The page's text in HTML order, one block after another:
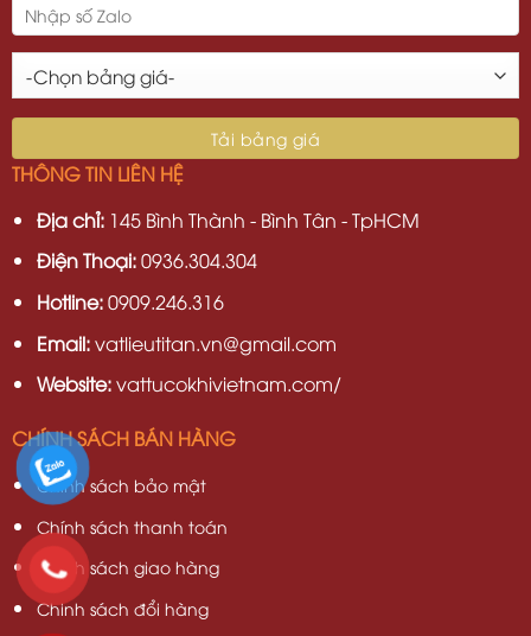
THÔNG TIN LIÊN HỆ
Địa chỉ:145 Bình Thành - Bình Tân - TpHCM
Điện Thoại:0936.304.304
Hotline:0909.246.316
Email:vatlieutitan.vn@gmail.com
Website:vattucokhivietnam.com/
CHÍNH SÁCH BÁN HÀNG
Chính sách bảo mật
Chính sách thanh toán
Chính sách giao hàng
Chinh sách đổi hàng